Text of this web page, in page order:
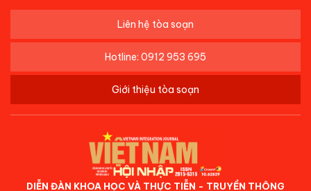
Liên hệ tòa soạn
Hotline: 0912 953 695
Giới thiệu tòa soạn
DIỄN ĐÀN KHOA HỌC VÀ THỰC TIỄN - TRUYỀN THÔNG